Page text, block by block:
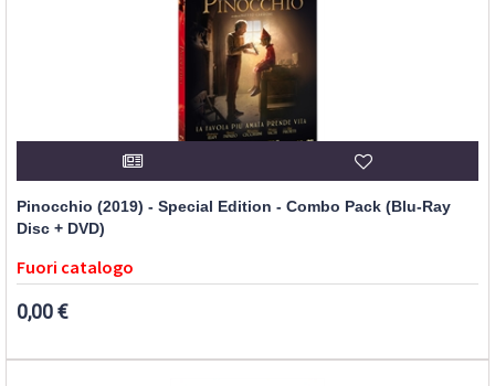
Pinocchio (2019) - Special Edition - Combo Pack (Blu-Ray
Disc + DVD)
Fuori catalogo
0,00 €